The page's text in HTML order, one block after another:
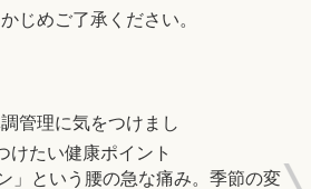
じめご了承ください。
管理に気をつけまし
たい健康ポイント
」という腰の急な痛み。季節の変